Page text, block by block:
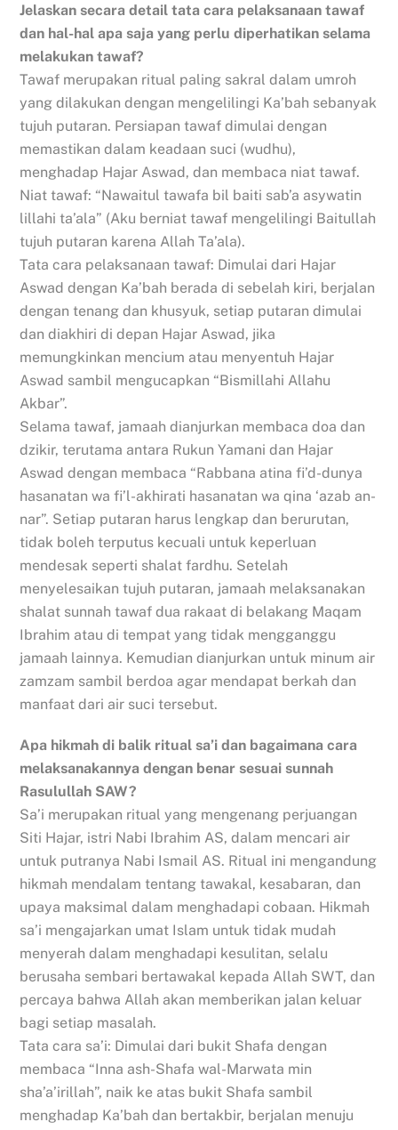
Jelaskan secara detail tata cara pelaksanaan tawaf
dan hal-hal apa saja yang perlu diperhatikan selama
melakukan tawaf?
Tawaf merupakan ritual paling sakral dalam umroh
yang dilakukan dengan mengelilingi Ka’bah sebanyak
tujuh putaran. Persiapan tawaf dimulai dengan
memastikan dalam keadaan suci (wudhu),
menghadap Hajar Aswad, dan membaca niat tawaf.
Niat tawaf: “Nawaitul tawafa bil baiti sab’a asywatin
lillahi ta’ala” (Aku berniat tawaf mengelilingi Baitullah
tujuh putaran karena Allah Ta’ala).
Tata cara pelaksanaan tawaf: Dimulai dari Hajar
Aswad dengan Ka’bah berada di sebelah kiri, berjalan
dengan tenang dan khusyuk, setiap putaran dimulai
dan diakhiri di depan Hajar Aswad, jika
memungkinkan mencium atau menyentuh Hajar
Aswad sambil mengucapkan “Bismillahi Allahu
Akbar”.
Selama tawaf, jamaah dianjurkan membaca doa dan
dzikir, terutama antara Rukun Yamani dan Hajar
Aswad dengan membaca “Rabbana atina fi’d-dunya
hasanatan wa fi’l-akhirati hasanatan wa qina ‘azab an-
nar”. Setiap putaran harus lengkap dan berurutan,
tidak boleh terputus kecuali untuk keperluan
mendesak seperti shalat fardhu. Setelah
menyelesaikan tujuh putaran, jamaah melaksanakan
shalat sunnah tawaf dua rakaat di belakang Maqam
Ibrahim atau di tempat yang tidak mengganggu
jamaah lainnya. Kemudian dianjurkan untuk minum air
zamzam sambil berdoa agar mendapat berkah dan
manfaat dari air suci tersebut.
Apa hikmah di balik ritual sa’i dan bagaimana cara
melaksanakannya dengan benar sesuai sunnah
Rasulullah SAW?
Sa’i merupakan ritual yang mengenang perjuangan
Siti Hajar, istri Nabi Ibrahim AS, dalam mencari air
untuk putranya Nabi Ismail AS. Ritual ini mengandung
hikmah mendalam tentang tawakal, kesabaran, dan
upaya maksimal dalam menghadapi cobaan. Hikmah
sa’i mengajarkan umat Islam untuk tidak mudah
menyerah dalam menghadapi kesulitan, selalu
berusaha sembari bertawakal kepada Allah SWT, dan
percaya bahwa Allah akan memberikan jalan keluar
bagi setiap masalah.
Tata cara sa’i: Dimulai dari bukit Shafa dengan
membaca “Inna ash-Shafa wal-Marwata min
sha’a’irillah”, naik ke atas bukit Shafa sambil
menghadap Ka’bah dan bertakbir, berjalan menuju